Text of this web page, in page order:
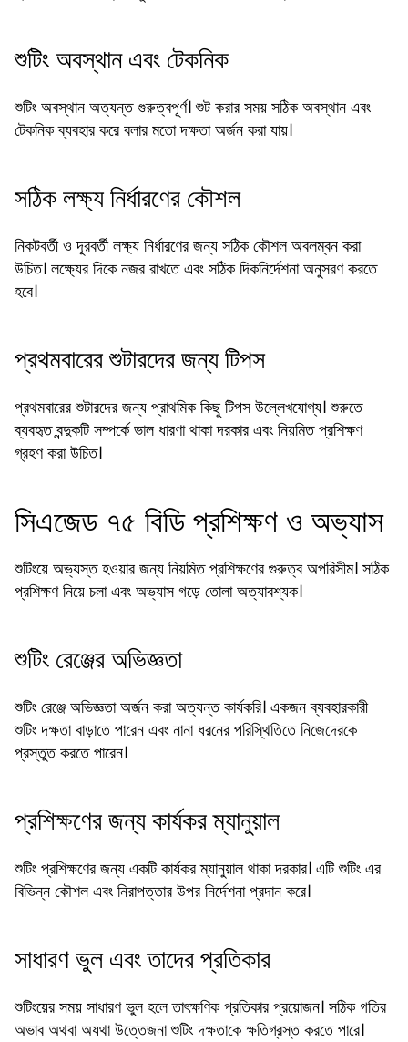
শুটিং অবস্থান এবং টেকনিক
শুটিং অবস্থান অত্যন্ত গুরুত্বপূর্ণ। শুট করার সময় সঠিক অবস্থান এবং
টেকনিক ব্যবহার করে বলার মতো দক্ষতা অর্জন করা যায়।
সঠিক লক্ষ্য নির্ধারণের কৌশল
নিকটবর্তী ও দূরবর্তী লক্ষ্য নির্ধারণের জন্য সঠিক কৌশল অবলম্বন করা
উচিত। লক্ষ্যের দিকে নজর রাখতে এবং সঠিক দিকনির্দেশনা অনুসরণ করতে
হবে।
প্রথমবারের শুটারদের জন্য টিপস
প্রথমবারের শুটারদের জন্য প্রাথমিক কিছু টিপস উল্লেখযোগ্য। শুরুতে
ব্যবহৃত বন্দুকটি সম্পর্কে ভাল ধারণা থাকা দরকার এবং নিয়মিত প্রশিক্ষণ
গ্রহণ করা উচিত।
সিএজেড ৭৫ বিডি প্রশিক্ষণ ও অভ্যাস
শুটিংয়ে অভ্যস্ত হওয়ার জন্য নিয়মিত প্রশিক্ষণের গুরুত্ব অপরিসীম। সঠিক
প্রশিক্ষণ নিয়ে চলা এবং অভ্যাস গড়ে তোলা অত্যাবশ্যক।
শুটিং রেঞ্জের অভিজ্ঞতা
শুটিং রেঞ্জে অভিজ্ঞতা অর্জন করা অত্যন্ত কার্যকরি। একজন ব্যবহারকারী
শুটিং দক্ষতা বাড়াতে পারেন এবং নানা ধরনের পরিস্থিতিতে নিজেদেরকে
প্রস্তুত করতে পারেন।
প্রশিক্ষণের জন্য কার্যকর ম্যানুয়াল
শুটিং প্রশিক্ষণের জন্য একটি কার্যকর ম্যানুয়াল থাকা দরকার। এটি শুটিং এর
বিভিন্ন কৌশল এবং নিরাপত্তার উপর নির্দেশনা প্রদান করে।
সাধারণ ভুল এবং তাদের প্রতিকার
শুটিংয়ের সময় সাধারণ ভুল হলে তাৎক্ষণিক প্রতিকার প্রয়োজন। সঠিক গতির
অভাব অথবা অযথা উত্তেজনা শুটিং দক্ষতাকে ক্ষতিগ্রস্ত করতে পারে।